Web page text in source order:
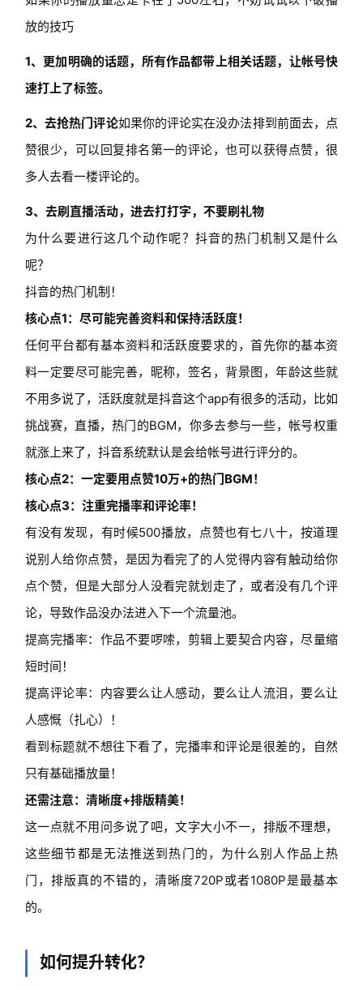
放的技巧
1、更加明确的话题，所有作品都带上相关话题，让帐号快
速打上了标签。
2、去抢热门评论如果你的评论实在没办法排到前面去，点
赞很少，可以回复排名第一的评论，也可以获得点赞，很
多人去看一楼评论的。
3、去刷直播活动，进去打打字，不要刷礼物
为什么要进行这几个动作呢？抖音的热门机制又是什么
呢？
抖音的热门机制！
核心点1：尽可能完善资料和保持活跃度！
任何平台都有基本资料和活跃度要求的，首先你的基本资
料一定要尽可能完善，昵称，签名，背景图，年龄这些就
不用多说了，活跃度就是抖音这个app有很多的活动，比如
挑战赛，直播，热门的BGM，你多去参与一些，帐号权重
就涨上来了，抖音系统默认是会给帐号进行评分的。
核心点2：一定要用点赞10万+的热门BGM！
核心点3：注重完播率和评论率！
有没有发现，有时候500播放，点赞也有七八十，按道理
说别人给你点赞，是因为看完了的人觉得内容有触动给你
点个赞，但是大部分人没看完就划走了，或者没有几个评
论，导致作品没办法进入下一个流量池。
提高完播率：作品不要啰嗦，剪辑上要契合内容，尽量缩
短时间！
提高评论率：内容要么让人感动，要么让人流泪，要么让
人感慨（扎心）！
看到标题就不想往下看了，完播率和评论是很差的，自然
只有基础播放量！
还需注意：清晰度+排版精美！
这一点就不用问多说了吧，文字大小不一，排版不理想，
这些细节都是无法推送到热门的，为什么别人作品上热
门，排版真的不错的，清晰度720P或者1080P是最基本
的。
如何提升转化？